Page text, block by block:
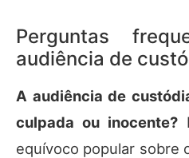
Perguntas
audiência de
A audiência de
culpada ou inocente?
equívoco popular sobre